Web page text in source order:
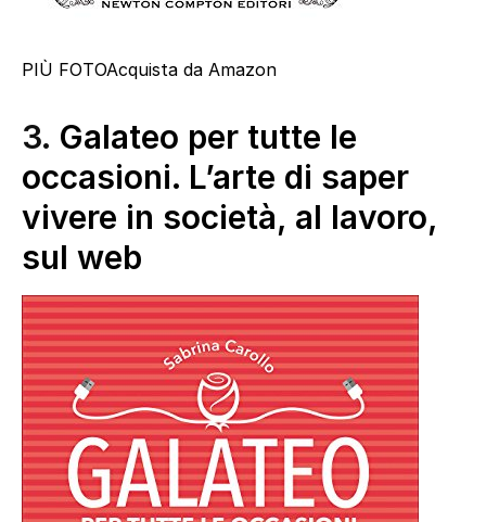
PIÙ FOTOAcquista da Amazon
3. Galateo per tutte le
occasioni. L’arte di saper
vivere in società, al lavoro,
sul web